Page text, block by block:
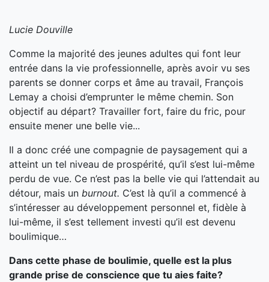
Lucie Douville
Comme la majorité des jeunes adultes qui font leur
entrée dans la vie professionnelle, après avoir vu ses
parents se donner corps et âme au travail, François
Lemay a choisi d’emprunter le même chemin. Son
objectif au départ? Travailler fort, faire du fric, pour
ensuite mener une belle vie...
Il a donc créé une compagnie de paysagement qui a
atteint un tel niveau de prospérité, qu’il s’est lui-même
perdu de vue. Ce n’est pas la belle vie qui l’attendait au
détour, mais un burnout. C’est là qu’il a commencé à
s’intéresser au développement personnel et, fidèle à
lui-même, il s’est tellement investi qu’il est devenu
boulimique…
Dans cette phase de boulimie, quelle est la plus
grande prise de conscience que tu aies faite?